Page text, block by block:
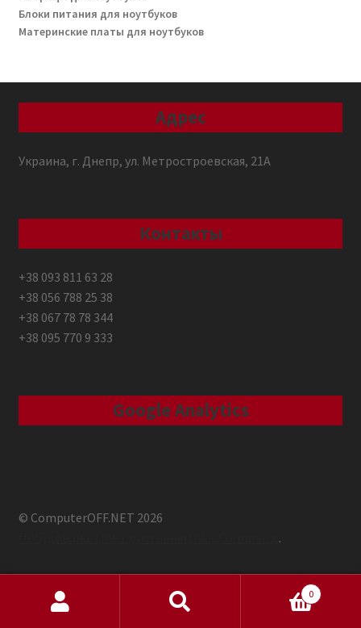
Блоки питания для ноутбуков
Материнские платы для ноутбуков
Адрес
Украина, г. Днепр, ул. Метростроевская, 21А
Контакты
+38 093 811 63 28
+38 056 788 25 38
+38 067 78 78 344
+38 095 770 9 333
Google Analytics
© ComputerOFF.NET 2026
.
Шукати
0